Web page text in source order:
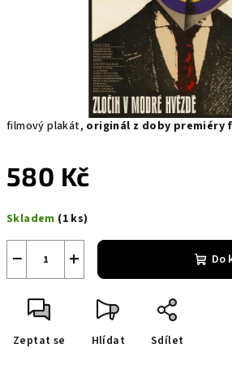
filmový plakát, originál z doby premiéry
580 Kč
cena:
Skladem (1 ks)
+
− Do
Zeptat se Hlídat Sdílet